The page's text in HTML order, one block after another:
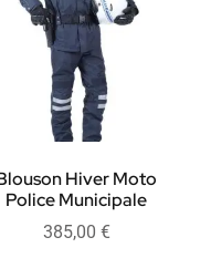
Hiver Moto
Police Municipale
385,00 €